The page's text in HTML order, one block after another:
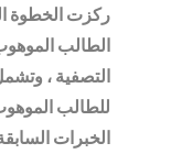
ركزت الخطوة
الطالب
التصفية ،
للطالب
الخبرات